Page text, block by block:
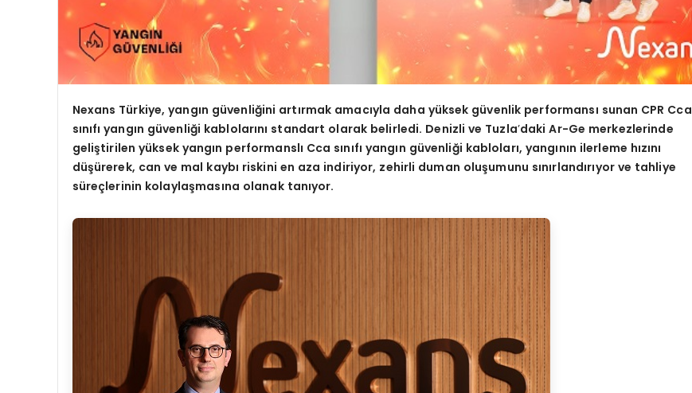
Nexans Türkiye, yangın güvenliğini artırmak amacıyla daha yüksek güvenlik performansı sunan CPR Cca
sınıfı yangın güvenliği kablolarını standart olarak belirledi. Denizli ve Tuzla’daki Ar-Ge merkezlerinde
geliştirilen yüksek yangın performanslı Cca sınıfı yangın güvenliği kabloları, yangının ilerleme hızını
düşürerek, can ve mal kaybı riskini en aza indiriyor, zehirli duman oluşumunu sınırlandırıyor ve tahliye
süreçlerinin kolaylaşmasına olanak tanıyor.